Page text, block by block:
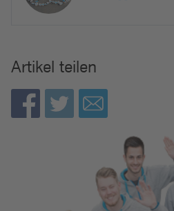
Artikel teilen